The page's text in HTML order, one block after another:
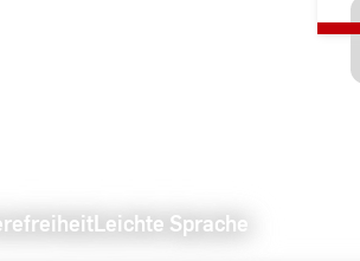
Leichte Sprache